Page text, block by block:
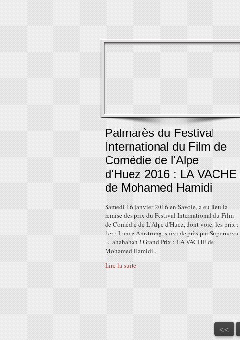
Palmarès du Festival
International du Film de
Comédie de l'Alpe
d'Huez 2016 : LA VACHE
de Mohamed Hamidi
Samedi 16 janvier 2016 en Savoie, a eu lieu la
remise des prix du Festival International du Film
de Comédie de L'Alpe d'Huez, dont voici les prix :
1er : Lance Amstrong, suivi de près par Supernova
.... ahahahah ! Grand Prix : LA VACHE de
Mohamed Hamidi...
Lire la suite
<<